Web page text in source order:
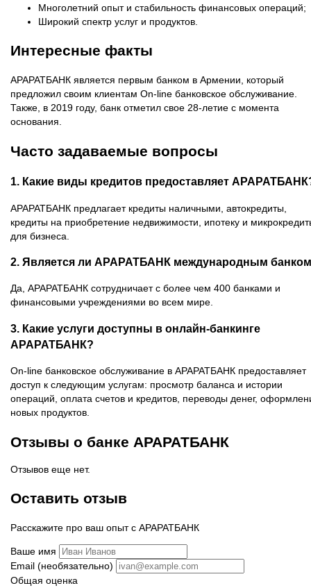
Многолетний опыт и стабильность финансовых операций;
Широкий спектр услуг и продуктов.
Интересные факты
АРАРАТБАНК является первым банком в Армении, который
предложил своим клиентам On-line банковское обслуживание.
Также, в 2019 году, банк отметил свое 28-летие с момента
основания.
Часто задаваемые вопросы
1. Какие виды кредитов предоставляет
АРАРАТБАНК предлагает кредиты наличными, автокредиты,
кредиты на приобретение недвижимости, ипотеку и
для бизнеса.
2. Является ли АРАРАТБАНК международным
Да, АРАРАТБАНК сотрудничает с более чем 400 банками и
финансовыми учреждениями во всем мире.
3. Какие услуги доступны в онлайн-банкинге
АРАРАТБАНК?
On-line банковское обслуживание в АРАРАТБАНК предоставляет
доступ к следующим услугам: просмотр баланса и истории
операций, оплата счетов и кредитов, переводы денег,
новых продуктов.
Отзывы о банке АРАРАТБАНК
Отзывов еще нет.
Оставить отзыв
Расскажите про ваш опыт с АРАРАТБАНК
Ваше имя
Email (необязательно)
Общая оценка